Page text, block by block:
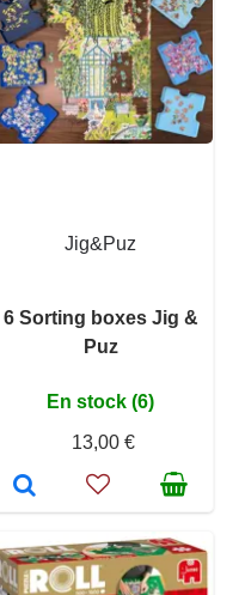
Jig&Puz
6 Sorting boxes Jig &
Puz
En stock (6)
13,00 €